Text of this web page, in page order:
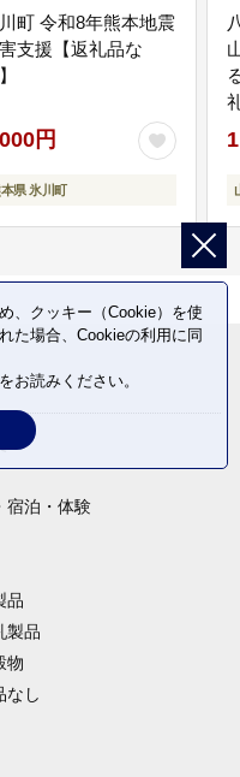
町 令和8年熊本地震
支援【返礼品な
円
県 氷川町
宿泊・体験
品
製品
物
なし
、クッキー（Cookie）を使
た場合、Cookieの利用に同
をお読みください。